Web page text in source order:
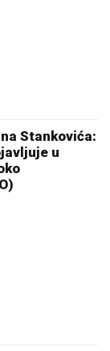
Stankovića:
u